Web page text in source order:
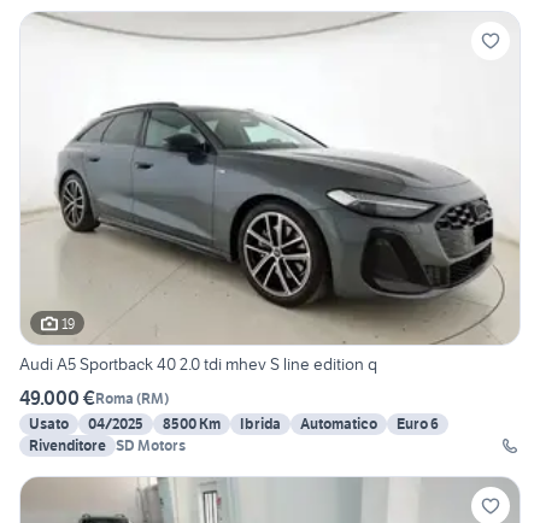
19
Audi A5 Sportback 40 2.0 tdi mhev S line edition q
49.000 €Roma (RM)
Usato
04/2025 8500 Km Ibrida Automatico
Euro 6
Rivenditore SD Motors